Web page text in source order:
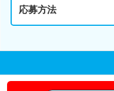
応募方法